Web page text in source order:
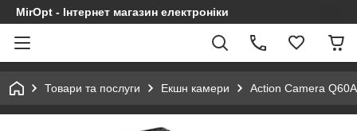
MirOpt - Інтернет магазин електроніки
Товари та послуги Екшн камери Action Camera